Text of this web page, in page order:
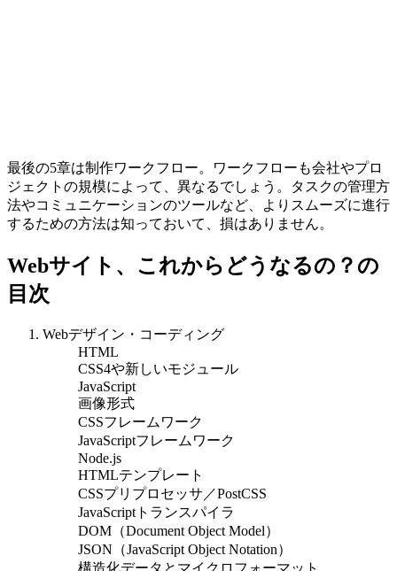
最後の5章は制作ワークフロー。ワークフローも会社やプロ
ジェクトの規模によって、異なるでしょう。タスクの管理方
法やコミュニケーションのツールなど、よりスムーズに進行
するための方法は知っておいて、損はありません。
Webサイト、これからどうなるの？の
目次
Webデザイン・コーディング
HTML
CSS4や新しいモジュール
JavaScript
画像形式
CSSフレームワーク
JavaScriptフレームワーク
Node.js
HTMLテンプレート
CSSプリプロセッサ／PostCSS
JavaScriptトランスパイラ
DOM（Document Object Model）
JSON（JavaScript Object Notation）
構造化データとマイクロフォーマット